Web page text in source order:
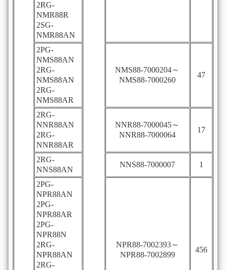
2RG-
NMR88R
2SG-
NMR88AN
2PG-
NMS88AN
2RG-
NMS88AN
2RG-
NMS88AR
NMS88-7000204～
NMS88-7000260
47
2RG-
NNR88AN
2RG-
NNR88AR
NNR88-7000045～
NNR88-7000064
17
2RG-
NNS88AN
NNS88-7000007 1
2PG-
NPR88AN
2PG-
NPR88AR
2PG-
NPR88N
2RG-
NPR88AN
2RG-
NPR88-7002393～
NPR88-7002899
456